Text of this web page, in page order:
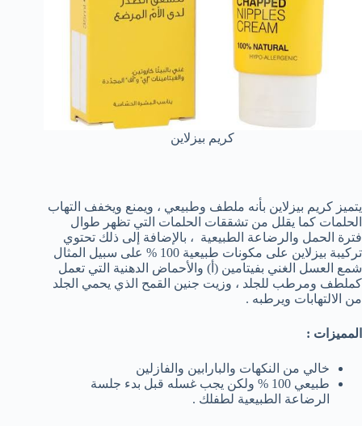
كريم بيزلاين
يتميز كريم بيزلاين بأنه ملطف وطبيعي ، ويمنع ويخفف التهاب
الحلمات كما يقلل من تشققات الحلمات التي تظهر طوال
فترة الحمل والرضاعة الطبيعية ، بالإضافة إلى ذلك تحتوي
تركيبة بيزلاين على مكونات طبيعية 100 % على سبيل المثال
شمع العسل الغني بفيتامين (أ) والأحماض الدهنية التي تعمل
كملطف ومرطب للجلد ، وزيت جنين القمح الذي يحمي الجلد
من الالتهابات ويرطبه .
المميزات :
خالي من النكهات والبارابين والفازلين
طبيعي 100 % ولكن يجب غسله قبل بدء جلسة
الرضاعة الطبيعية لطفلك .